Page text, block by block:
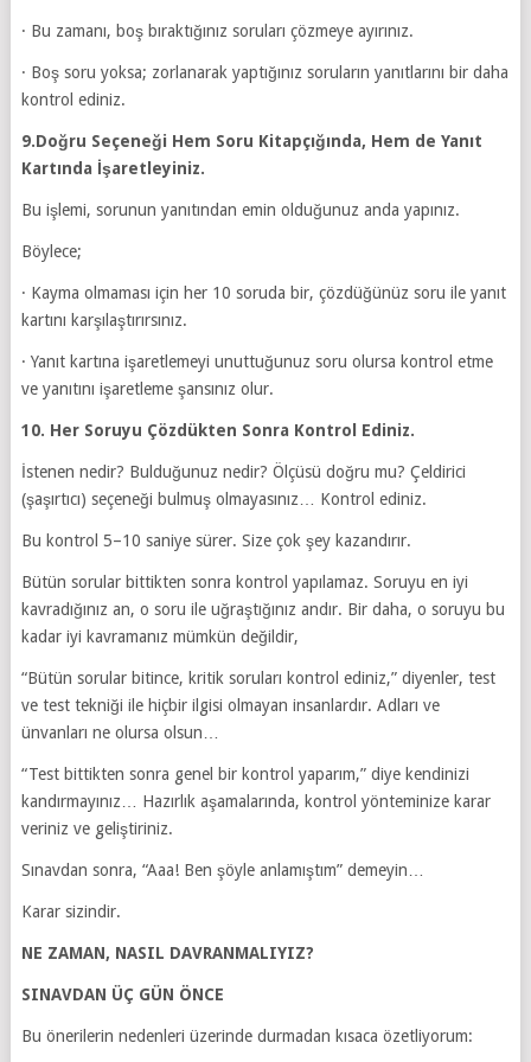
· Bu zamanı, boş bıraktığınız soruları çözmeye ayırınız.
· Boş soru yoksa; zorlanarak yaptığınız soruların yanıtlarını bir daha
kontrol ediniz.
9.Doğru Seçeneği Hem Soru Kitapçığında, Hem de Yanıt
Kartında İşaretleyiniz.
Bu işlemi, sorunun yanıtından emin olduğunuz anda yapınız.
Böylece;
· Kayma olmaması için her 10 soruda bir, çözdüğünüz soru ile yanıt
kartını karşılaştırırsınız.
· Yanıt kartına işaretlemeyi unuttuğunuz soru olursa kontrol etme
ve yanıtını işaretleme şansınız olur.
10. Her Soruyu Çözdükten Sonra Kontrol Ediniz.
İstenen nedir? Bulduğunuz nedir? Ölçüsü doğru mu? Çeldirici
(şaşırtıcı) seçeneği bulmuş olmayasınız… Kontrol ediniz.
Bu kontrol 5–10 saniye sürer. Size çok şey kazandırır.
Bütün sorular bittikten sonra kontrol yapılamaz. Soruyu en iyi
kavradığınız an, o soru ile uğraştığınız andır. Bir daha, o soruyu bu
kadar iyi kavramanız mümkün değildir,
“Bütün sorular bitince, kritik soruları kontrol ediniz,” diyenler, test
ve test tekniği ile hiçbir ilgisi olmayan insanlardır. Adları ve
ünvanları ne olursa olsun…
“Test bittikten sonra genel bir kontrol yaparım,” diye kendinizi
kandırmayınız… Hazırlık aşamalarında, kontrol yönteminize karar
veriniz ve geliştiriniz.
Sınavdan sonra, “Aaa! Ben şöyle anlamıştım” demeyin…
Karar sizindir.
NE ZAMAN, NASIL DAVRANMALIYIZ?
SINAVDAN ÜÇ GÜN ÖNCE
Bu önerilerin nedenleri üzerinde durmadan kısaca özetliyorum: